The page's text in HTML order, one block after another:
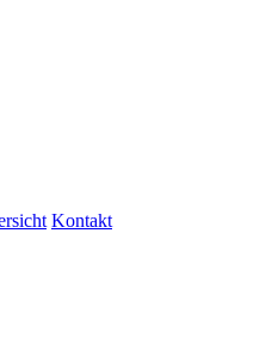
Kontakt